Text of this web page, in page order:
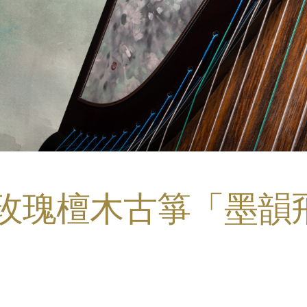
瑰檀木古箏「墨韻